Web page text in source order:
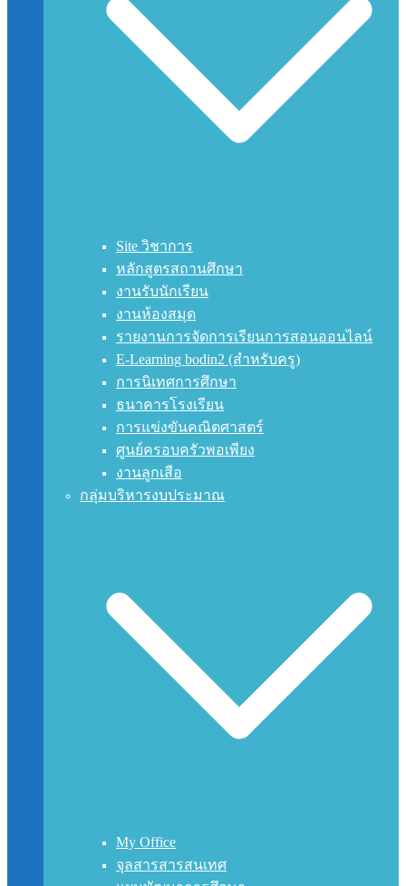
Site วิชาการ
หลักสูตรสถานศึกษา
งานรับนักเรียน
งานห้องสมุด
รายงานการจัดการเรียนการสอนออนไลน์
E-Learning bodin2 (สำหรับครู)
การนิเทศการศึกษา
ธนาคารโรงเรียน
การแข่งขันคณิตศาสตร์
ศูนย์ครอบครัวพอเพียง
งานลูกเสือ
กลุ่มบริหารงบประมาณ
My Office
จุลสารสารสนเทศ